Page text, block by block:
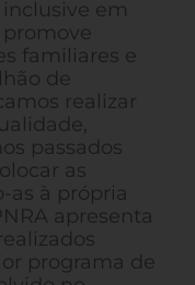
em
familiares e
de
realizar
passados
as
as à própria
apresenta
programa de